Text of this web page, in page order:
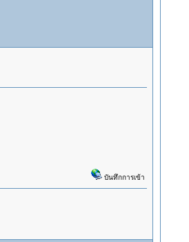
บันทึกการเข้า